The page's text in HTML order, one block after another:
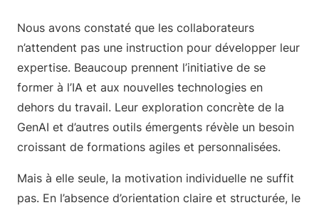
Nous avons constaté que les collaborateurs
n’attendent pas une instruction pour développer leur
expertise. Beaucoup prennent l’initiative de se
former à l’IA et aux nouvelles technologies en
dehors du travail. Leur exploration concrète de la
GenAI et d’autres outils émergents révèle un besoin
croissant de formations agiles et personnalisées.
Mais à elle seule, la motivation individuelle ne suffit
pas. En l’absence d’orientation claire et structurée, le